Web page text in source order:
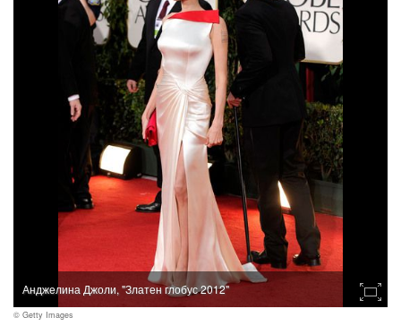
Анджелина Джоли, "Златен глобус 2012"
© Getty Images